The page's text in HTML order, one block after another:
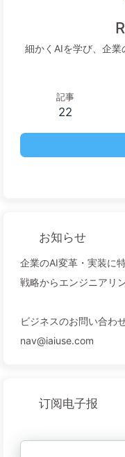
細かくAIを学び、企
記事
22
お知らせ
企業のAI変革・実装に
戦略からエンジニアリ
ビジネスのお問い合わ
nav@iaiuse.com
订阅电子报